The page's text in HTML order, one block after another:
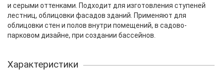
и серыми оттенками. Подходит для изготовления ступеней
лестниц, облицовки фасадов зданий. Применяют для
облицовки стен и полов внутри помещений, в садово-
парковом дизайне, при создании бассейнов.
Характеристики